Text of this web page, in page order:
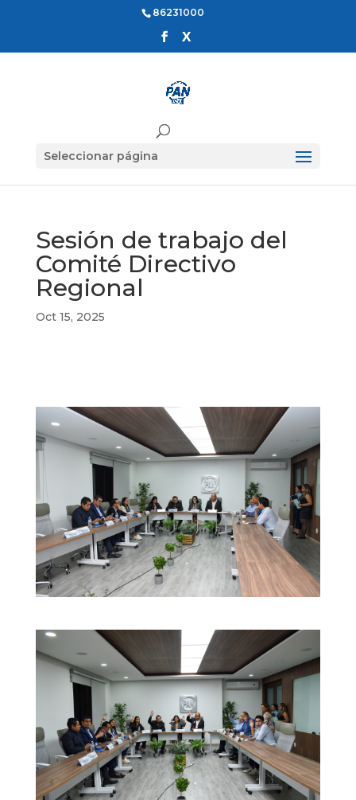
86231000
Seleccionar página
Sesión de trabajo del
Comité Directivo
Regional
Oct 15, 2025